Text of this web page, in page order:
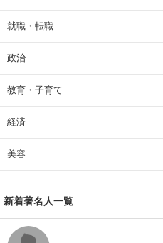
就職・転職
政治
教育・子育て
経済
美容
新着著名人一覧